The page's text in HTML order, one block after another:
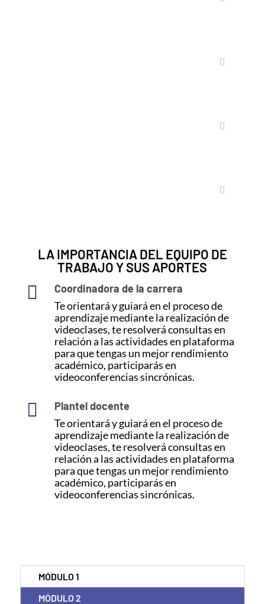
LA IMPORTANCIA DEL EQUIPO DE
TRABAJO Y SUS APORTES

Coordinadora de la carrera
Te orientará y guiará en el proceso de
aprendizaje mediante la realización de
videoclases, te resolverá consultas en
relación a las actividades en plataforma
para que tengas un mejor rendimiento
académico, participarás en
videoconferencias sincrónicas.

Plantel docente
Te orientará y guiará en el proceso de
aprendizaje mediante la realización de
videoclases, te resolverá consultas en
relación a las actividades en plataforma
para que tengas un mejor rendimiento
académico, participarás en
videoconferencias sincrónicas.
MÓDULO 1
MÓDULO 2